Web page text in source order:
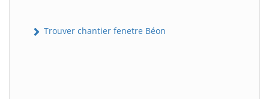
Trouver chantier fenetre Béon